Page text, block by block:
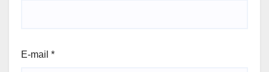
E-mail *